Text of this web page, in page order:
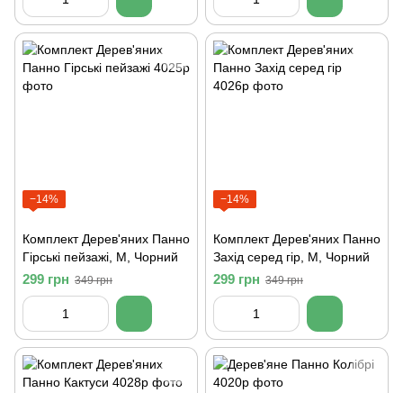
−14%
Комплект Дерев'яних Панно
Гірські пейзажі, M, Чорний
299 грн 349 грн
−14%
Комплект Дерев'яних Панно
Захід серед гір, M, Чорний
299 грн 349 грн